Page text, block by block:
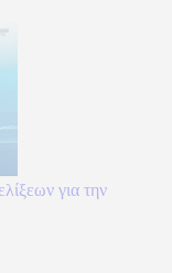
για την